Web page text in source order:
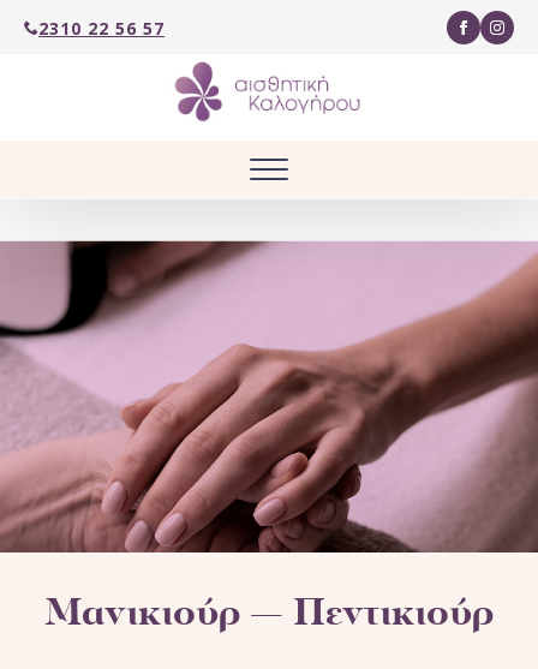
2310 22 56 57
Μανικιούρ — Πεντικιούρ